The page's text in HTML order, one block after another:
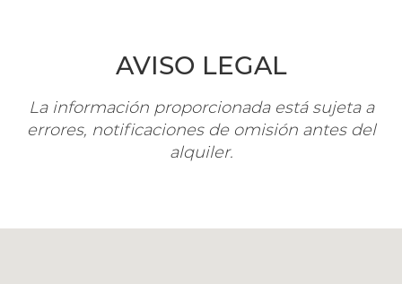
AVISO LEGAL
La información proporcionada está sujeta a
errores, notificaciones de omisión antes del
alquiler.